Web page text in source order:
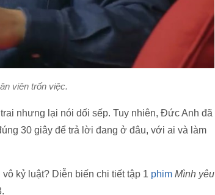
viên trốn việc.
nhưng lại nói dối sếp. Tuy nhiên, Đức Anh đã
30 giây để trả lời đang ở đâu, với ai và làm
kỷ luật? Diễn biến chi tiết tập 1 phim Mình yêu